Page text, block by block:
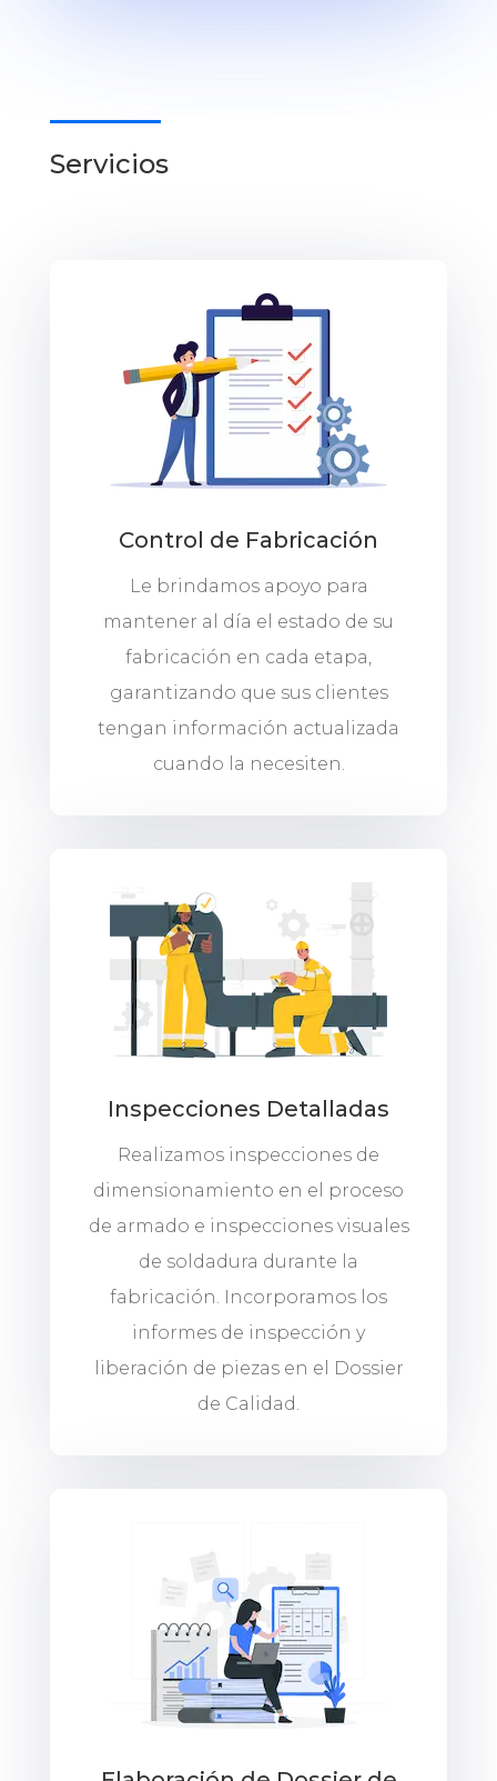
Servicios
Control de Fabricación
Le brindamos apoyo para
mantener al día el estado de su
fabricación en cada etapa,
garantizando que sus clientes
tengan información actualizada
cuando la necesiten.
Inspecciones Detalladas
Realizamos inspecciones de
dimensionamiento en el proceso
de armado e inspecciones visuales
de soldadura durante la
fabricación. Incorporamos los
informes de inspección y
liberación de piezas en el Dossier
de Calidad.